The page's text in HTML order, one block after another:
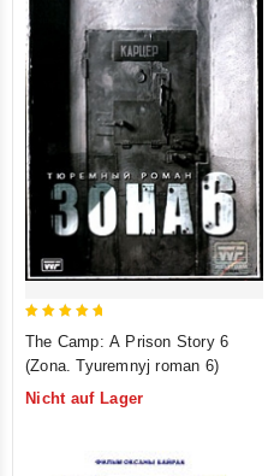
out of 5
The Camp: A Prison Story 6
(Zona. Tyuremnyj roman 6)
Nicht auf Lager